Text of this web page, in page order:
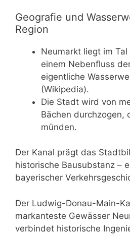
Geografie und
Region
Neumarkt liegt im
einem Nebenfluss
eigentliche
(Wikipedia).
Die Stadt wird von
Bächen durchzogen,
münden.
Der Kanal prägt das
historische Bausubstanz –
bayerischer
Der Ludwig-Donau-Main-
markanteste Gewässer
verbindet historische